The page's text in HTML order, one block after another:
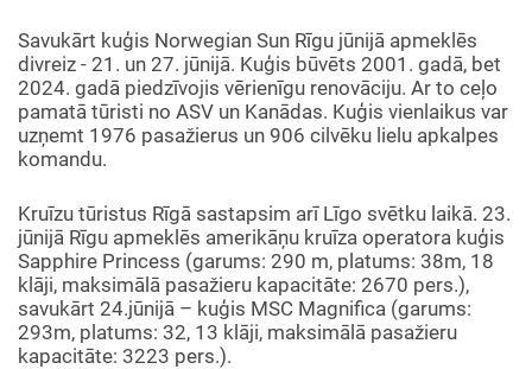
Savukārt kuģis Norwegian Sun Rīgu jūnijā apmeklēs
divreiz - 21. un 27. jūnijā. Kuģis būvēts 2001. gadā, bet
2024. gadā piedzīvojis vērienīgu renovāciju. Ar to ceļo
pamatā tūristi no ASV un Kanādas. Kuģis vienlaikus var
uzņemt 1976 pasažierus un 906 cilvēku lielu apkalpes
komandu.
Kruīzu tūristus Rīgā sastapsim arī Līgo svētku laikā. 23.
jūnijā Rīgu apmeklēs amerikāņu kruīza operatora kuģis
Sapphire Princess (garums: 290 m, platums: 38m, 18
klāji, maksimālā pasažieru kapacitāte: 2670 pers.),
savukārt 24.jūnijā – kuģis MSC Magnifica (garums:
293m, platums: 32, 13 klāji, maksimālā pasažieru
kapacitāte: 3223 pers.).